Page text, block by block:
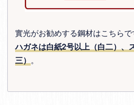
實光がお勧めする鋼材はこちらで
ハガネは白紙2号以上（白二）、
三） 。